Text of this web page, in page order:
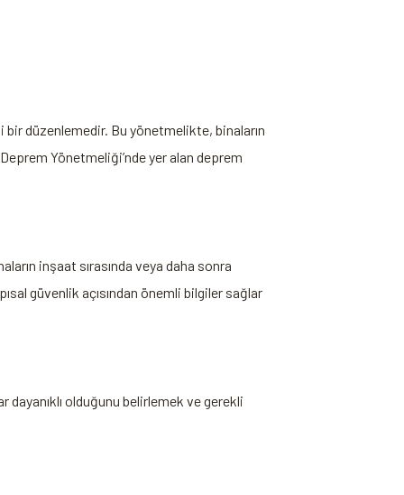
bir düzenlemedir. Bu yönetmelikte, binaların
Yönetmeliği’nde yer alan deprem
inşaat sırasında veya daha sonra
güvenlik açısından önemli bilgiler sağlar
dayanıklı olduğunu belirlemek ve gerekli